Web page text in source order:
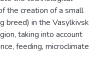
the creation of a small
breed) in the Vasylkivsk
taking into account
feeding, microclimate